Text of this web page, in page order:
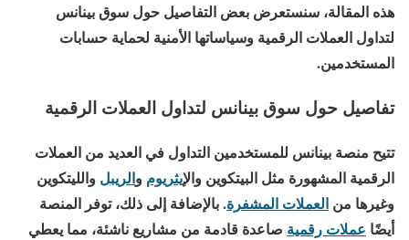
هذه المقالة، سنستعرض بعض التفاصيل حول سوق بينانس
لتداول العملات الرقمية وسياساتها الأمنية لحماية حسابات
المستخدمين.
تفاصيل حول سوق بينانس لتداول العملات الرقمية
تتيح منصة بينانس للمستخدمين التداول في العديد من العملات
الرقمية المشهورة مثل البيتكوين والإيثريوم والريبل والليتكوين
وغيرها من العملات المشفرة. بالإضافة إلى ذلك، توفر المنصة
أيضًا عملات رقمية صاعدة قادمة من مشاريع ناشئة، مما يعطي